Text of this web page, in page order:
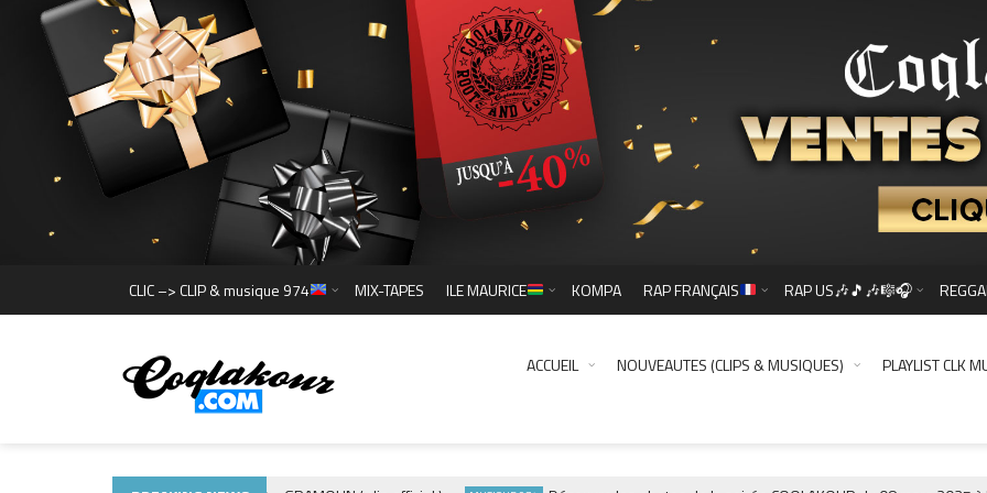
CLIC –> CLIP & musique 974 MIX-TAPES ILE MAURICE KOMPA RAP FRANÇAIS RAP US🎶🎵🎶🎼🎧
ACCUEIL NOUVEAUTES (CLIPS & MUSIQUES) PLAYLIST CLK